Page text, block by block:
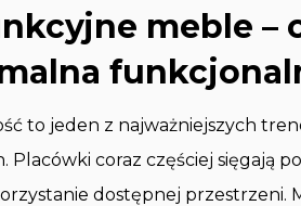
meble –
to jeden z najważniejszych
Placówki coraz częściej sięgają
dostępnej przestrzeni.